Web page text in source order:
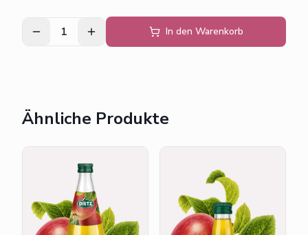
1 In den Warenkorb
Ähnliche Produkte